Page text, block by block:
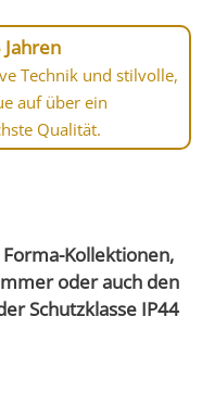
Technik und stilvolle,
auf über ein
Qualität.
Kollektionen,
oder auch den
Schutzklasse IP44